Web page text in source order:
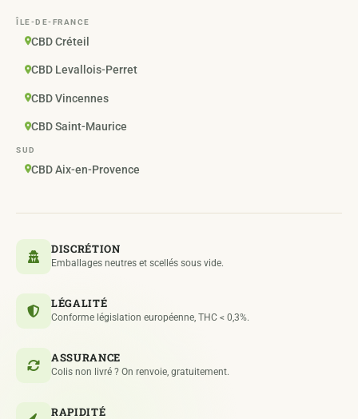
ÎLE-DE-FRANCE
CBD Créteil
CBD Levallois-Perret
CBD Vincennes
CBD Saint-Maurice
SUD
CBD Aix-en-Provence
DISCRÉTION
Emballages neutres et scellés sous vide.
LÉGALITÉ
Conforme législation européenne, THC < 0,3%.
ASSURANCE
Colis non livré ? On renvoie, gratuitement.
RAPIDITÉ